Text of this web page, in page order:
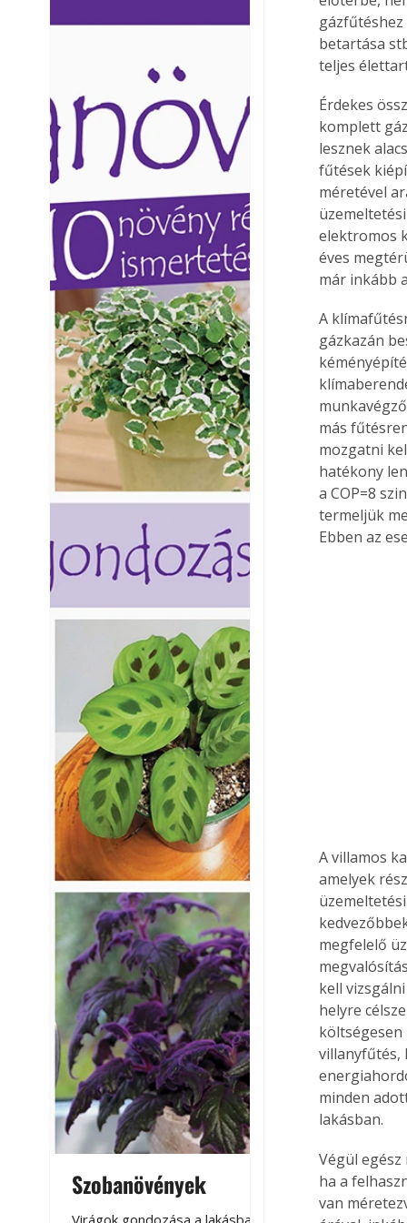
Ezermester
Laptapir kényelmes
mert: – t
Szobanövények
Virágoskert:
teraszon,
betartása
teljes
Érdekes
komplett
lesznek
fűtések
méretével
elektromos
éves
már inkább
A
gázkazán
más
mozgatni
hatékony
a COP=8
termeljük
Ebben az
A villamos
amelyek
megfelelő
kell
helyre
villanyfűtés,
minden
lakásban.
Végül
ha a
van